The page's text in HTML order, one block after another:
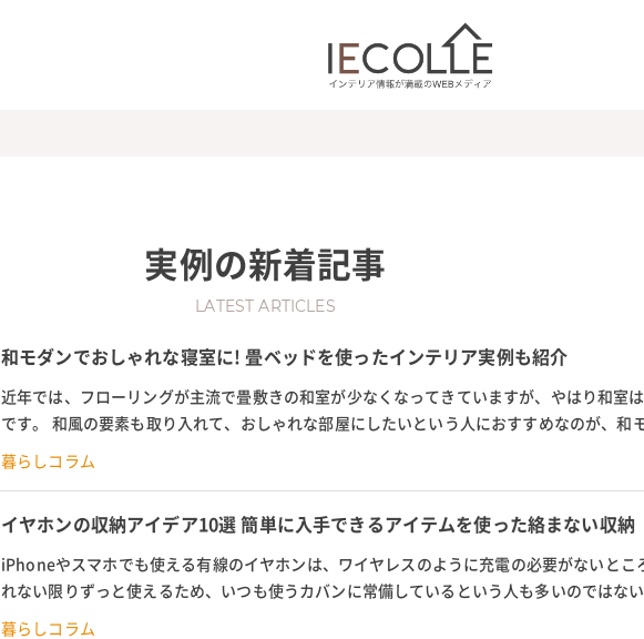
実例の新着記事
LATEST ARTICLES
和モダンでおしゃれな寝室に! 畳ベッドを使ったインテリア実例も紹介
近年では、フローリングが主流で畳敷きの和室が少なくなってきていますが、やはり和室
です。 和風の要素も取り入れて、おしゃれな部屋にしたいという人におすすめなのが、和
トの部屋。 この記事では、和モダンで落ち着く寝室を...
暮らしコラム
イヤホンの収納アイデア10選 簡単に入手できるアイテムを使った絡まない収納
iPhoneやスマホでも使える有線のイヤホンは、ワイヤレスのように充電の必要がないとこ
れない限りずっと使えるため、いつも使うカバンに常備しているという人も多いのではな
しかしイヤホンをカバンやポケットに入れて持ち歩く...
暮らしコラム